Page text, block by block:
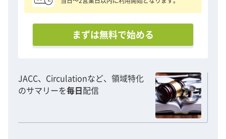
まずは無料で始める
JACC、Circulationなど、領域特化
のサマリーを毎日 配信